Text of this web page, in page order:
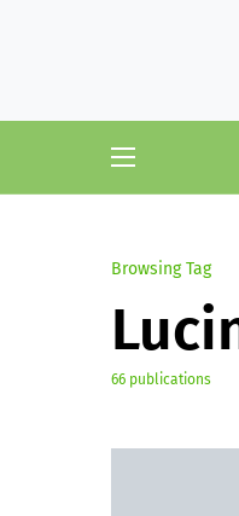
Browsing Tag
66 publications